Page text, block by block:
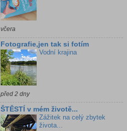
včera
Fotografie,jen tak si fotím
Vodní krajina
před 2 dny
ŠTĚSTÍ v mém životě...
Zážitek na celý zbytek
života...